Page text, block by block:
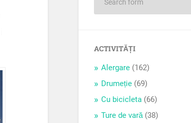
ACTIVITĂȚI
Alergare (162)
Drumeție (69)
Cu bicicleta (66)
Ture de vară(38)